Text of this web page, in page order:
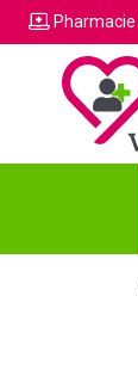
Pharmacie